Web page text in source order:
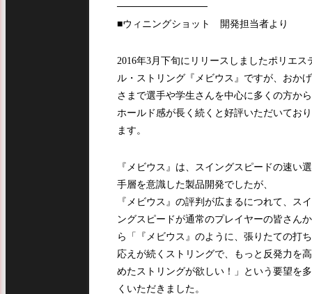
─────────────
■ウィニングショット 開発担当者より
2016年3月下旬にリリースしましたポリエス
ル・ストリング『メビウス』ですが、おかげ
さまで選手や学生さんを中心に多くの方から
ホールド感が長く続くと好評いただいており
ます。
『メビウス』は、スイングスピードの速い選
手層を意識した製品開発でしたが、
『メビウス』の評判が広まるにつれて、スイ
ングスピードが通常のプレイヤーの皆さんか
ら「『メビウス』のように、張りたての打ち
応えが続くストリングで、もっと反発力を高
めたストリングが欲しい！」という要望を多
くいただきました。